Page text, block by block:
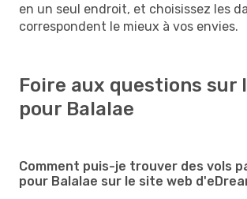
en un seul endroit, et choisissez les
correspondent le mieux à vos envies.
Foire aux questions sur
pour Balalae
Comment puis-je trouver des vols
pour Balalae sur le site web